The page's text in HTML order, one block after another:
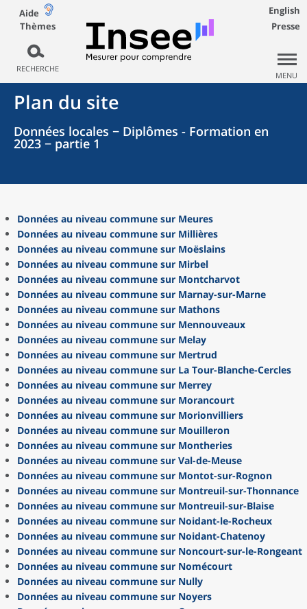
Aide
Thèmes
RECHERCHE
English
Presse
MENU
Plan du site
Données locales − Diplômes - Formation en
2023 − partie 1
Données au niveau commune sur Meures
Données au niveau commune sur Millières
Données au niveau commune sur Moëslains
Données au niveau commune sur Mirbel
Données au niveau commune sur Montcharvot
Données au niveau commune sur Marnay-sur-Marne
Données au niveau commune sur Mathons
Données au niveau commune sur Mennouveaux
Données au niveau commune sur Melay
Données au niveau commune sur Mertrud
Données au niveau commune sur La Tour-Blanche-Cercles
Données au niveau commune sur Merrey
Données au niveau commune sur Morancourt
Données au niveau commune sur Morionvilliers
Données au niveau commune sur Mouilleron
Données au niveau commune sur Montheries
Données au niveau commune sur Val-de-Meuse
Données au niveau commune sur Montot-sur-Rognon
Données au niveau commune sur Montreuil-sur-Thonnance
Données au niveau commune sur Montreuil-sur-Blaise
Données au niveau commune sur Noidant-le-Rocheux
Données au niveau commune sur Noidant-Chatenoy
Données au niveau commune sur Noncourt-sur-le-Rongeant
Données au niveau commune sur Nomécourt
Données au niveau commune sur Nully
Données au niveau commune sur Noyers